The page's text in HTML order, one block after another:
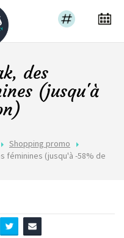
Shopping promo
féminines (jusqu'à -58% de
des
(jusqu'à